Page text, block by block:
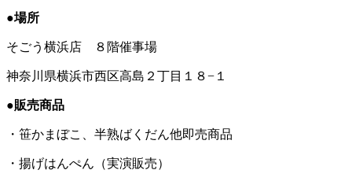
●場所
そごう横浜店 ８階催事場
神奈川県横浜市西区高島２丁目１８−１
●販売商品
・笹かまぼこ、半熟ばくだん他即売商品
・揚げはんぺん（実演販売）